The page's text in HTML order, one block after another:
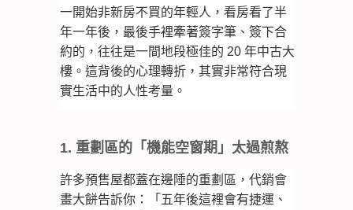
一開始非新房不買的年輕人，看房看了半
年一年後，最後手裡牽著簽字筆、簽下合
約的，往往是一間地段極佳的 20 年中古大
樓。這背後的心理轉折，其實非常符合現
實生活中的人性考量。
1. 重劃區的「機能空窗期」太過煎熬
許多預售屋都蓋在邊陲的重劃區，代銷會
畫大餅告訴你：「五年後這裡會有捷運、